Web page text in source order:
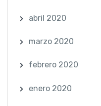
abril 2020
marzo 2020
febrero 2020
enero 2020